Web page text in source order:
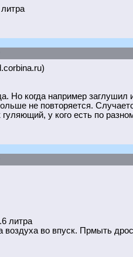
Но когда например
не повторяется.
гуляющий, у кого есть по
литра
воздуха во впуск. Прмыть